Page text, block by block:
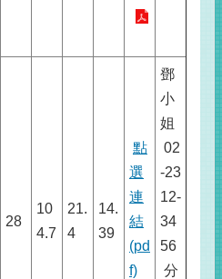
28
10
4.7
21.
4
14.
39
點
選
連
結
(pd
f)
鄧
小
姐
02
-23
12-
34
56
分